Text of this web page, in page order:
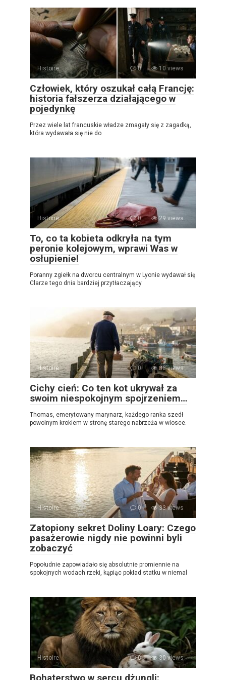
Histoire 0 10 views
Człowiek, który oszukał całą Francję:
historia fałszerza działającego w
pojedynkę
Przez wiele lat francuskie władze zmagały się z zagadką,
która wydawała się nie do
Histoire 0 29 views
To, co ta kobieta odkryła na tym
peronie kolejowym, wprawi Was w
osłupienie!
Poranny zgiełk na dworcu centralnym w Lyonie wydawał się
Clarze tego dnia bardziej przytłaczający
Histoire 0 38 views
Cichy cień: Co ten kot ukrywał za
swoim niespokojnym spojrzeniem…
Thomas, emerytowany marynarz, każdego ranka szedł
powolnym krokiem w stronę starego nabrzeża w wiosce.
Histoire 0 33 views
Zatopiony sekret Doliny Loary: Czego
pasażerowie nigdy nie powinni byli
zobaczyć
Popołudnie zapowiadało się absolutnie promiennie na
spokojnych wodach rzeki, kąpiąc pokład statku w niemal
Histoire 0 30 views